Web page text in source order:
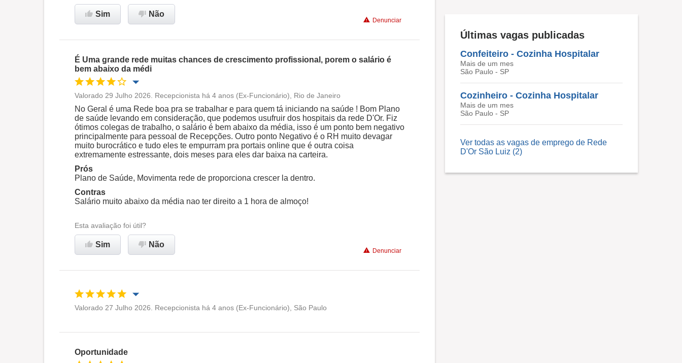
Recomenda esta empresa
Sim Não
Denunciar
É Uma grande rede muitas chances de crescimento profissional, porem o salário é
bem abaixo da médi
Oportunidade de promoção
Ambiente de trabalho
Conciliação com a vida familiar
Benefícios
Recomenda esta empresa
Valorado 29 Julho 2026. Recepcionista há 4 anos (Ex-Funcionário), Rio de Janeiro
No Geral é uma Rede boa pra se trabalhar e para quem tá iniciando na saúde ! Bom Plano
de saúde levando em consideração, que podemos usufruir dos hospitais da rede D'Or. Fiz
ótimos colegas de trabalho, o salário é bem abaixo da média, isso é um ponto bem negativo
principalmente para pessoal de Recepções. Outro ponto Negativo é o RH muito devagar
muito burocrático e tudo eles te empurram pra portais online que é outra coisa
extremamente estressante, dois meses para eles dar baixa na carteira.
Prós
Plano de Saúde, Movimenta rede de proporciona crescer la dentro.
Contras
Salário muito abaixo da média nao ter direito a 1 hora de almoço!
Esta avaliação foi útil?
Sim Não
Denunciar
Valorado 27 Julho 2026. Recepcionista há 4 anos (Ex-Funcionário), São Paulo
Oportunidade
Últimas vagas publicadas
Confeiteiro - Cozinha Hospitalar
Mais de um mes
São Paulo - SP
Cozinheiro - Cozinha Hospitalar
Mais de um mes
São Paulo - SP
Ver todas as vagas de emprego de Rede
D'Or São Luiz (2)